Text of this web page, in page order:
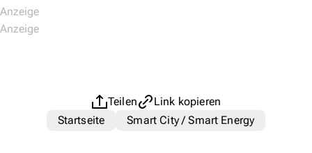
Teilen
Link kopieren
Startseite
Smart City / Smart Energy